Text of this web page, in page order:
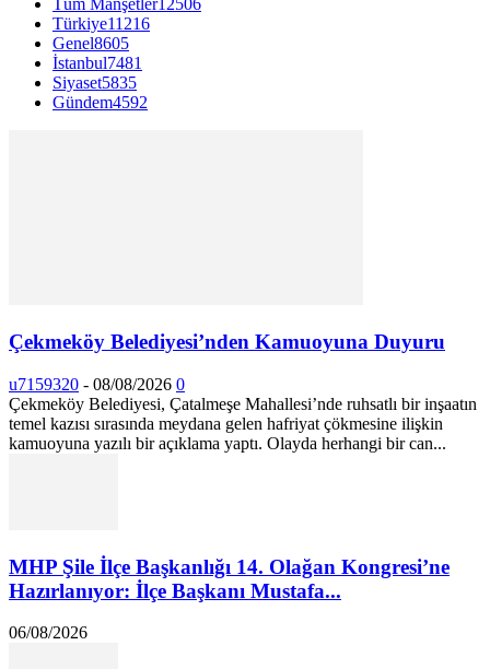
Tüm Manşetler12506
Türkiye11216
Genel8605
İstanbul7481
Siyaset5835
Gündem4592
Çekmeköy Belediyesi’nden Kamuoyuna Duyuru
u7159320 - 08/08/2026 0
Çekmeköy Belediyesi, Çatalmeşe Mahallesi’nde ruhsatlı bir inşaatın
temel kazısı sırasında meydana gelen hafriyat çökmesine ilişkin
kamuoyuna yazılı bir açıklama yaptı. Olayda herhangi bir can...
MHP Şile İlçe Başkanlığı 14. Olağan Kongresi’ne
Hazırlanıyor: İlçe Başkanı Mustafa...
06/08/2026